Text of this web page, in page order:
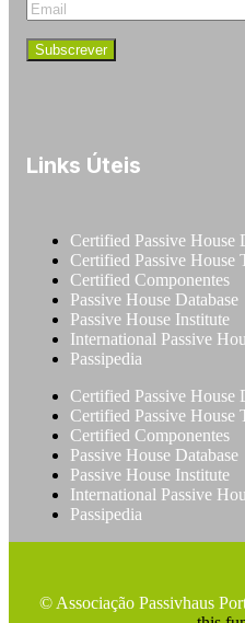
Links Úteis
Certified Passive House
Certified Passive House
Certified Componentes
Passive House Database
Passive House Institute
International Passive
Passipedia
Certified Passive House
Certified Passive House
Certified Componentes
Passive House Database
Passive House Institute
International Passive
Passipedia
© Associação Passivhaus